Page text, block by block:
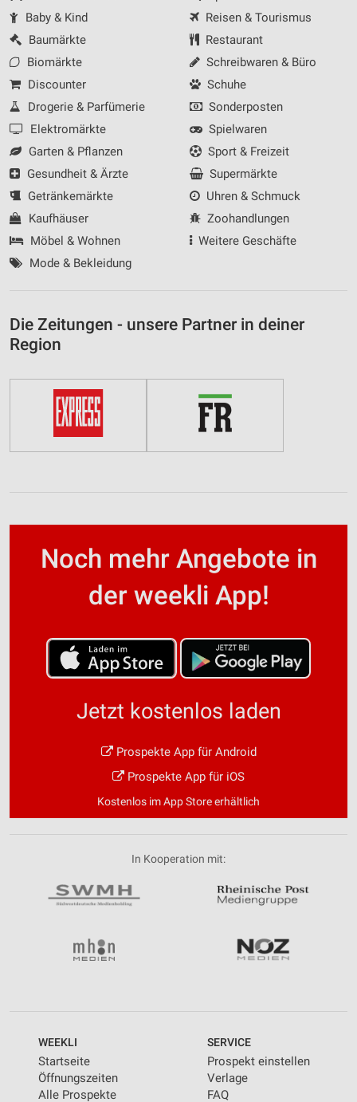
Baby & Kind
Baumärkte
Biomärkte
Discounter
Drogerie & Parfümerie
Elektromärkte
Garten & Pflanzen
Gesundheit & Ärzte
Getränkemärkte
Kaufhäuser
Möbel & Wohnen
Mode & Bekleidung
Reisen & Tourismus
Restaurant
Schreibwaren & Büro
Schuhe
Sonderposten
Spielwaren
Sport & Freizeit
Supermärkte
Uhren & Schmuck
Zoohandlungen
Weitere Geschäfte
Die Zeitungen - unsere Partner in deiner
Region
Noch mehr Angebote in
der weekli App!
Jetzt kostenlos laden
Prospekte App für Android
Prospekte App für iOS
Kostenlos im App Store erhältlich
In Kooperation mit:
WEEKLI
Startseite
Öffnungszeiten
Alle Prospekte
SERVICE
Prospekt einstellen
Verlage
FAQ